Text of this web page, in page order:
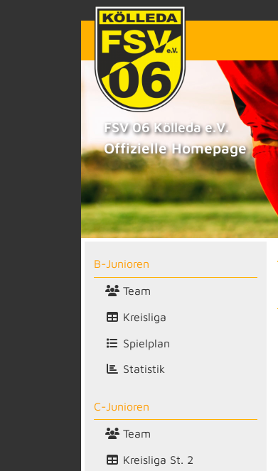
FSV 06 Kölleda e.V.
Offizielle Homepage
B-Junioren
Team
Kreisliga
Spielplan
Statistik
C-Junioren
Team
Kreisliga St. 2